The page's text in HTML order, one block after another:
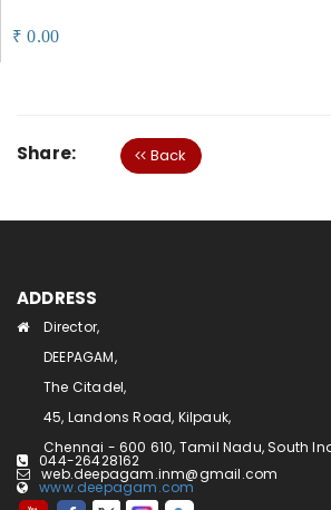
₹ 0.00
Share: Back
ADDRESS
Director,
DEEPAGAM,
The Citadel,
45, Landons Road, Kilpauk,
Chennai - 600 610, Tamil Nadu, South
044-26428162
web.deepagam.inm@gmail.com
www.deepagam.com